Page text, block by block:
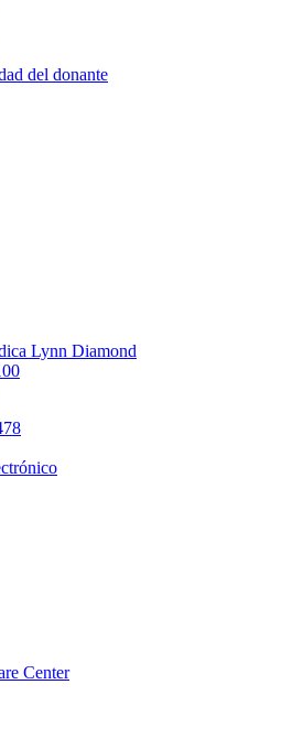
del donante
Lynn Diamond
Center